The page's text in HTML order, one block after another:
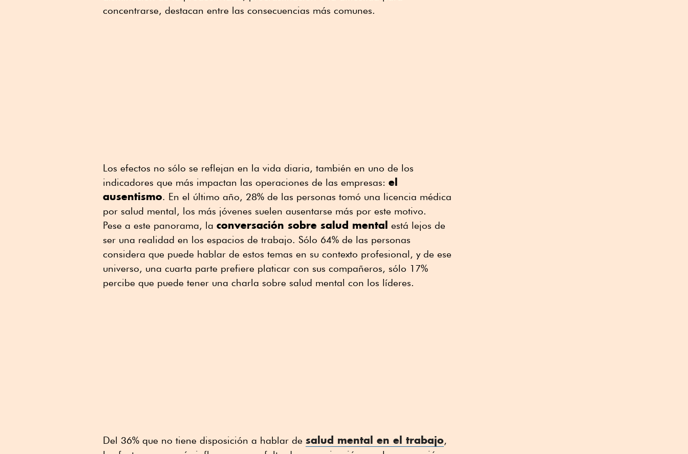
concentrarse, destacan entre las consecuencias más comunes.
Los efectos no sólo se reflejan en la vida diaria, también en uno de los
indicadores que más impactan las operaciones de las empresas: el
ausentismo. En el último año, 28% de las personas tomó una licencia médica
por salud mental, los más jóvenes suelen ausentarse más por este motivo.
Pese a este panorama, la conversación sobre salud mental está lejos de
ser una realidad en los espacios de trabajo. Sólo 64% de las personas
considera que puede hablar de estos temas en su contexto profesional, y de ese
universo, una cuarta parte prefiere platicar con sus compañeros, sólo 17%
percibe que puede tener una charla sobre salud mental con los líderes.
Del 36% que no tiene disposición a hablar de salud mental en el trabajo,